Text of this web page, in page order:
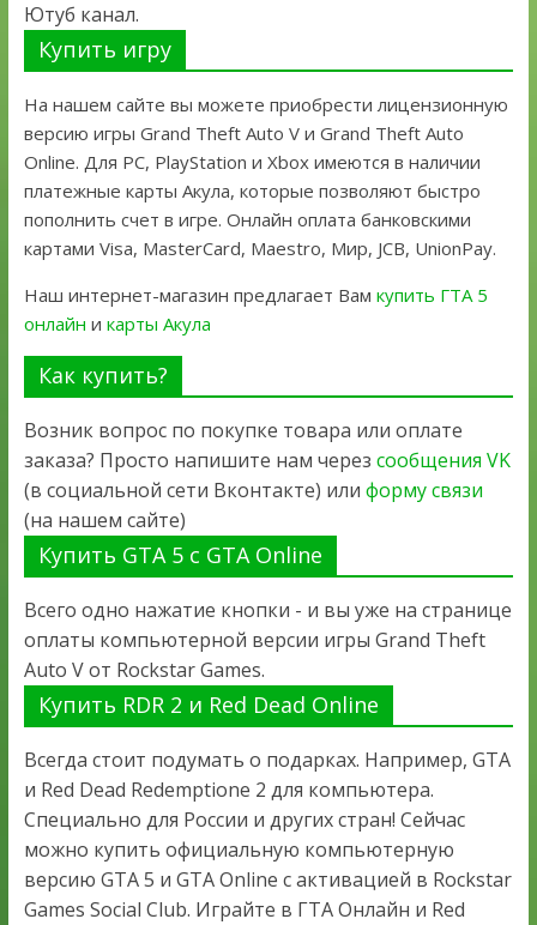
Ютуб канал.
Купить игру
На нашем сайте вы можете приобрести лицензионную
версию игры Grand Theft Auto V и Grand Theft Auto
Online. Для PC, PlayStation и Xbox имеются в наличии
платежные карты Акула, которые позволяют быстро
пополнить счет в игре. Онлайн оплата банковскими
картами Visa, MasterCard, Maestro, Мир, JCB, UnionPay.
Наш интернет-магазин предлагает Вам купить ГТА 5
онлайн и карты Акула
Как купить?
Возник вопрос по покупке товара или оплате
заказа? Просто напишите нам через сообщения VK
(в социальной сети Вконтакте) или форму связи
(на нашем сайте)
Купить GTA 5 с GTA Online
Всего одно нажатие кнопки - и вы уже на странице
оплаты компьютерной версии игры Grand Theft
Auto V от Rockstar Games.
Купить RDR 2 и Red Dead Online
Всегда стоит подумать о подарках. Например, GTA
и Red Dead Redemptione 2 для компьютера.
Специально для России и других стран! Сейчас
можно купить официальную компьютерную
версию GTA 5 и GTA Online с активацией в Rockstar
Games Social Club. Играйте в ГТА Онлайн и Red